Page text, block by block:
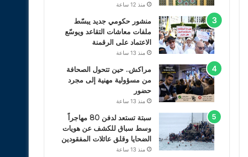
منذ 12 ساعة
منشور حكومي جديد يبسّط
ملفات معاشات التقاعد ويوسّع
الاعتماد على الرقمنة
منذ 13 ساعة
مراكش.. حين تتحول الصحافة
من مسؤولية مهنية إلى مجرد
حضور
منذ 13 ساعة
سبتة تستعد لدفن 80 مهاجراً
وسط سباق للكشف عن هويات
الضحايا وقلق عائلات المفقودين
منذ 13 ساعة